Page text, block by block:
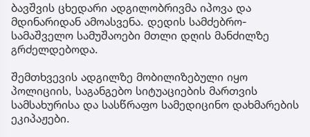
ბავშვის ცხედარი ადგილობრივმა იპოვა და
მდინარიდან ამოასვენა. დედის სამძებრო-
სამაშველო სამუშაოები მთლი დღის მანძილზე
გრძელდებოდა.
შემთხვევის ადგილზე მობილიზებული იყო
პოლიციის, საგანგებო სიტუაციების მართვის
სამსახურისა და სასწრაფო სამედიცინო დახმარების
ეკიპაჟები.